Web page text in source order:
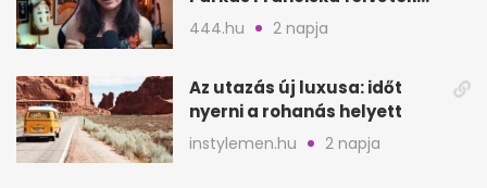
videója után
444.hu 2 napja
Az utazás új luxusa: időt
nyerni a rohanás helyett
instylemen.hu 2 napja